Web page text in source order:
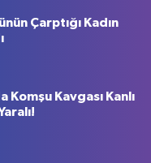
Çarptığı Kadın
Komşu Kavgası Kanlı